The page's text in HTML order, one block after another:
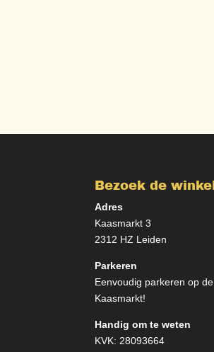
Bezoek de winkel
Adres
Kaasmarkt 3
2312 HZ Leiden
Parkeren
Eenvoudig parkeren op de
Kaasmarkt!
Handig om te weten
KVK: 28093664